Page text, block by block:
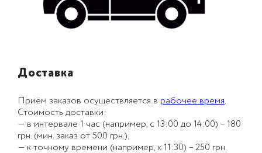
Доставка
Приём заказов осуществляется в рабочее время.
Стоимость доставки:
— в интервале 1 час (например, с 13:00 до 14:00) – 180
грн. (мин. заказ от 500 грн.);
— к точному времени (например, к 11:30) – 250 грн.